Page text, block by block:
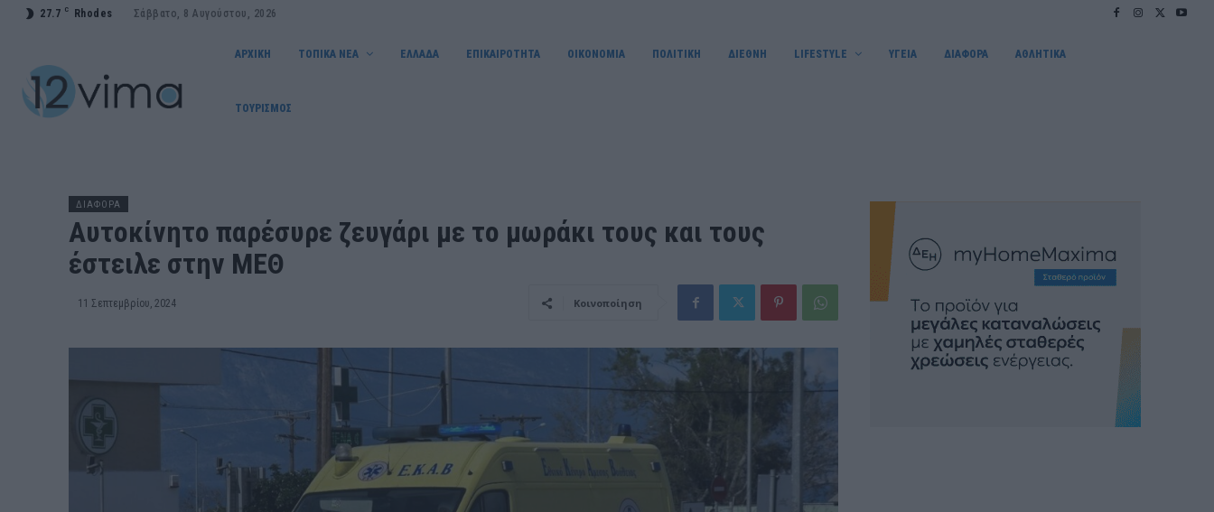
27.7 C Rhodes Σάββατο, 8 Αυγούστου, 2026
ΑΡΧΙΚΗ ΤΟΠΙΚΑ ΝΕΑ ΕΛΛΑΔΑ ΕΠΙΚΑΙΡΟΤΗΤΑ OIKONOMIA ΠΟΛΙΤΙΚΗ ΔΙΕΘΝΗ LIFESTYLE ΥΓΕΙΑ ΔΙΑΦΟΡΑ ΑΘΛΗΤΙΚΑ
ΤΟΥΡΙΣΜΟΣ
ΔΙΑΦΟΡΑ
Αυτοκίνητο παρέσυρε ζευγάρι με το μωράκι τους και τους
έστειλε στην ΜΕΘ
11 Σεπτεμβρίου, 2024 Κοινοποίηση